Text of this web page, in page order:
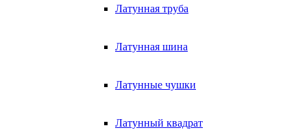
Латунная труба
Латунная шина
Латунные чушки
Латунный квадрат